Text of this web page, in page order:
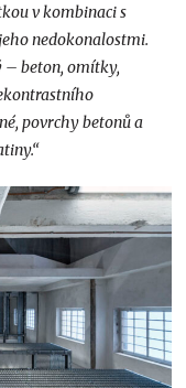
v kombinaci s
nedokonalostmi.
– beton, omítky,
povrchy betonů a